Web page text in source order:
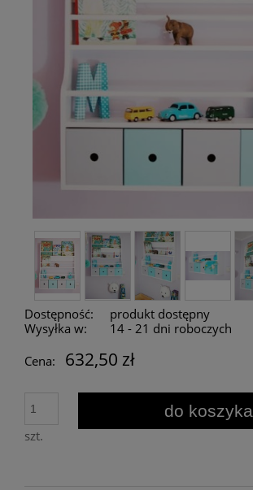
Dostępność:
produkt dostępny
Wysyłka w:
14 - 21 dni roboczych
Cena:
632,50 zł
szt.
do koszyka